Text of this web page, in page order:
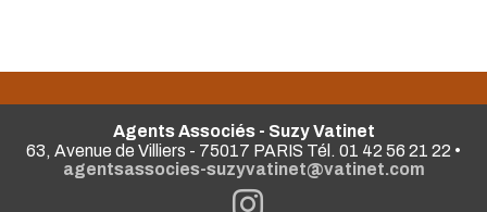
Agents Associés - Suzy Vatinet
63, Avenue de Villiers - 75017 PARIS Tél. 01 42 56 21 22 •
agentsassocies-suzyvatinet@vatinet.com